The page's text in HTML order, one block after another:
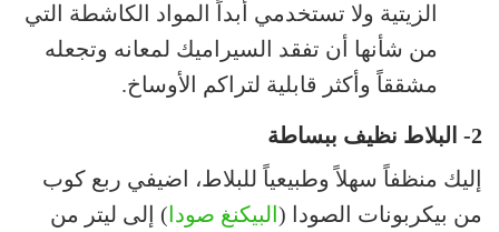
الزيتية ولا تستخدمي أبداً المواد الكاشطة التي
من شأنها أن تفقد السيراميك لمعانه وتجعله
مشققاً وأكثر قابلية لتراكم الأوساخ.
2- ا
لبلاط نظيف ببساطة
إليك منظفاً سهلاً وطبيعياً للبلاط، اضيفي ربع كوب
من بيكربونات الصودا ( البيكنغ صودا ) إلى ليتر من